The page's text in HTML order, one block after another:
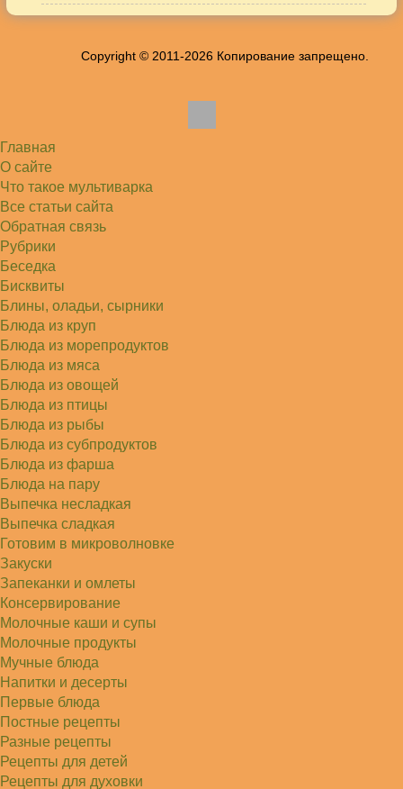
Игорь
Жанна
и сырую курочку, и…
Света
Советую простой рецепт как готовили наши
бабушки, на 5 минут…
Copyright © 2011-2026 Копирование запрещено.
Главная
О сайте
Что такое мультиварка
Все статьи сайта
Обратная связь
Рубрики
Беседка
Бисквиты
Блины, оладьи, сырники
Блюда из круп
Блюда из морепродуктов
Блюда из мяса
Блюда из овощей
Блюда из птицы
Блюда из рыбы
Блюда из субпродуктов
Блюда из фарша
Блюда на пару
Выпечка несладкая
Выпечка сладкая
Готовим в микроволновке
Закуски
Запеканки и омлеты
Консервирование
Молочные каши и супы
Молочные продукты
Мучные блюда
Напитки и десерты
Первые блюда
Постные рецепты
Разные рецепты
Рецепты для детей
Рецепты для духовки